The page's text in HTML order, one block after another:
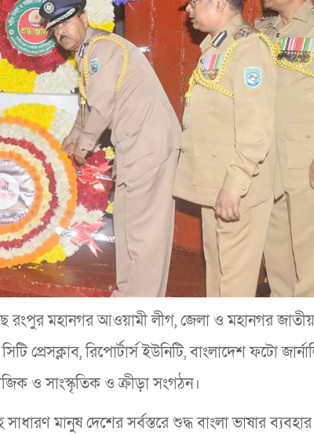
রংপুর মহানগর আওয়ামী লীগ, জেলা ও মহানগর জাতীয়
প্রেসক্লাব, রিপোর্টার্স ইউনিটি, বাংলাদেশ ফটো
ও সাংস্কৃতিক ও ক্রীড়া সংগঠন।
মানুষ দেশের সর্বস্তরে শুদ্ধ বাংলা ভাষার ব্যবহার